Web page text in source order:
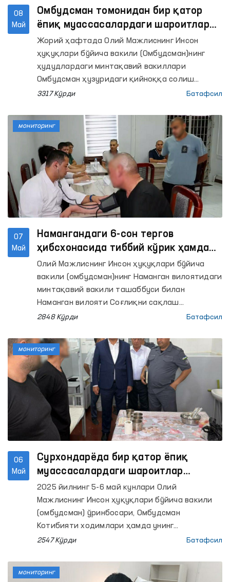
08
Май
Омбудсман томонидан бир қатор
ёпиқ муассасалардаги шароитлар
ўрганилди
Жорий ҳафтада Олий Мажлиснинг Инсон
ҳуқуқлари бўйича вакили (Омбудсман)нинг
ҳудудлардаги минтақавий вакиллари
Омбудсман ҳузуридаги қийноққа солиш
ҳолларининг олдини олиш бўйича
Самарқанд, Сурхондарё, Андижон, Хоразм
вилоятлари ва Тошкент шаҳрида жойлашган
бир қатор ҳаракатланиш эркинлиги чекланган
шахслар сақланадиган ёпиқ муассасаларга
мониторинг ташрифларини амалга оширишди.
3317 Кўрди Батафсил
07
Май
Намангандаги 6-сон тергов
ҳибсхонасида тиббий кўрик ҳамда
сайёр қабул ташкил этилди
Олий Мажлиснинг Инсон ҳуқуқлари бўйича
вакили (омбудсман)нинг Наманган вилоятидаги
минтақавий вакили ташаббуси билан
Наманган вилояти Соғлиқни сақлаш
бошқармаси ҳамкорлигида Уйчи туманидаги
шахслар учун чуқурлаштирилган тиббий кўрик
ўтказилди.
2848 Кўрди Батафсил
мониторинг
06
Май
Сурхондарёда бир қатор ёпиқ
муассасалардаги шароитлар
ўрганилди
2025 йилнинг 5-6 май кунлари Олий
Мажлиснинг Инсон ҳуқуқлари бўйича вакили
(омбудсман) ўринбосари, Омбудсман
Котибияти ходимлари ҳамда унинг
Сурхондарё вилоятидаги минтақавий вакили
қатор пенитенциар муассасаларига
мониторинг ташрифлари амалга оширилди.
2547 Кўрди Батафсил
мониторинг
мониторинг